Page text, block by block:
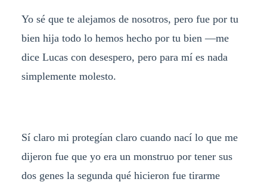
Yo sé que te alejamos de nosotros, pero fue por tu
bien hija todo lo hemos hecho por tu bien —me
dice Lucas con desespero, pero para mí es nada
simplemente molesto.
Sí claro mi protegían claro cuando nací lo que me
dijeron fue que yo era un monstruo por tener sus
dos genes la segunda qué hicieron fue tirarme